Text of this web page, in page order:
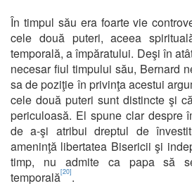
În timpul său era foarte vie
cele două puteri, aceea
temporală, a împăratului. Deşi în
necesar fiul timpului său, Bernard
sa de poziţie în privinţa acestui
cele două puteri sunt distincte şi
periculoasă. El spune clar despre
de a-şi atribui dreptul de
ameninţă libertatea Bisericii şi
timp, nu admite ca papa să
temporală[20].